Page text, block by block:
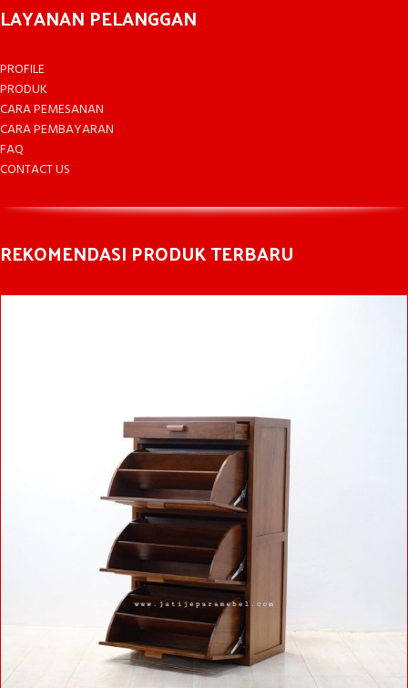
LAYANAN PELANGGAN
PROFILE
PRODUK
CARA PEMESANAN
CARA PEMBAYARAN
FAQ
CONTACT US
REKOMENDASI PRODUK TERBARU